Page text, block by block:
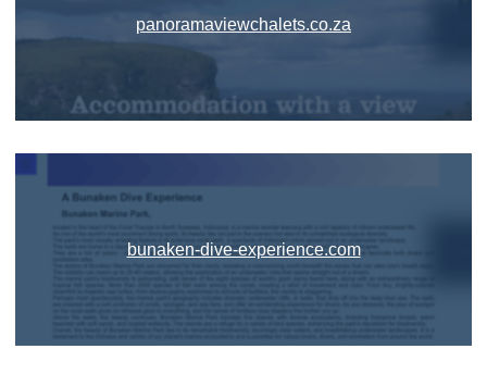
panoramaviewchalets.co.za
bunaken-dive-experience.com